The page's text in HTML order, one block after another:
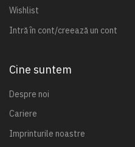
Wishlist
Intră în cont/creează un cont
Cine suntem
Despre noi
Cariere
Imprinturile noastre